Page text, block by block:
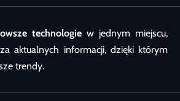
technologie w jednym miejscu,
aktualnych informacji, dzięki którym
trendy.